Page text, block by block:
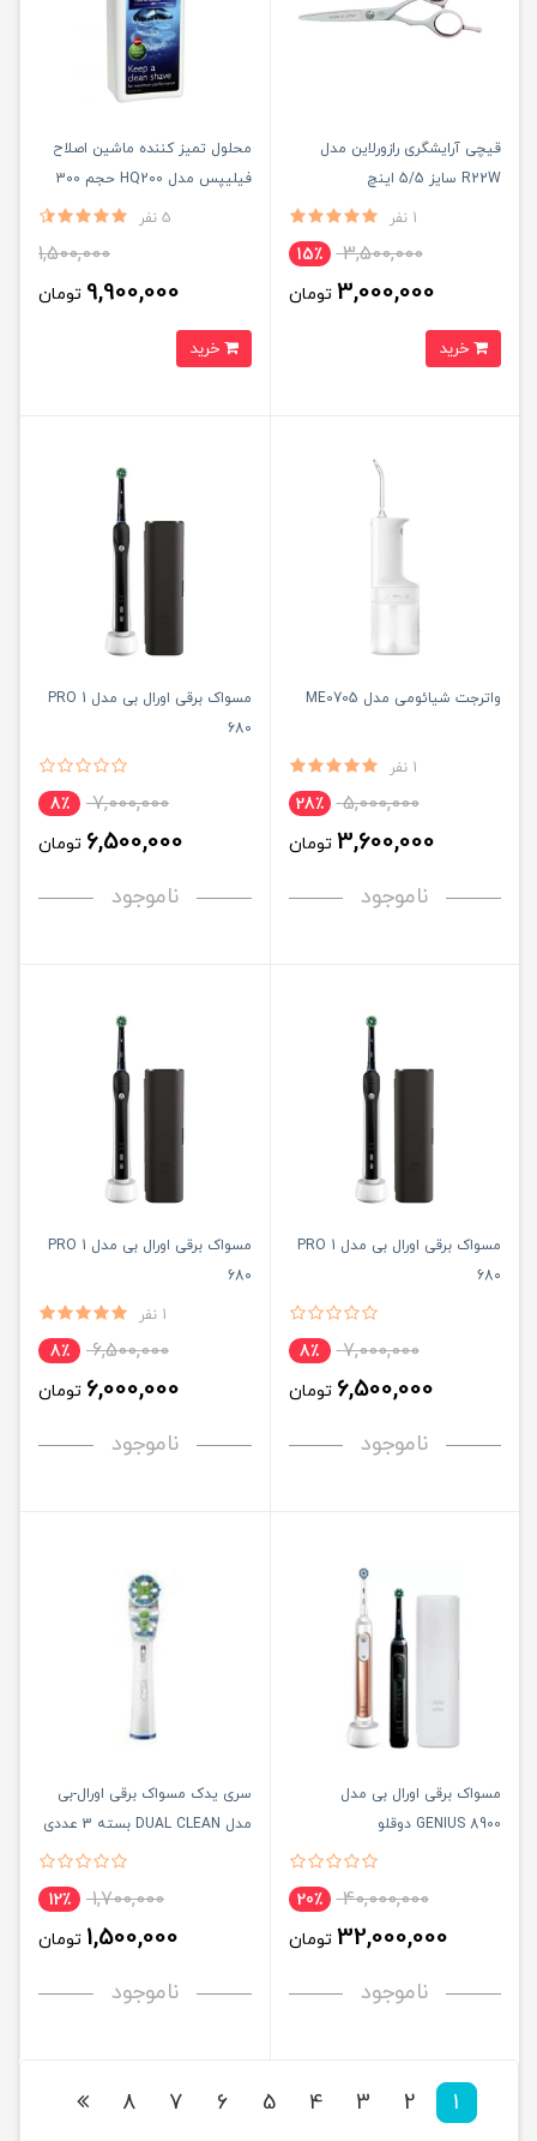
قیچی آرایشگری رازورلاین مدل
R22W سایز 5/5 اینچ
1 نفر
3,500,000 15٪
3,000,000 تومان
محلول تمیز کننده ماشین اصلاح
فیلیپس مدل HQ200 حجم 300
5 نفر
1,500,000
9,900,000 تومان
خرید
واترجت شیائومی مدل ME0705
1 نفر
5,000,000 28٪
3,600,000 تومان
ناموجود
مسواک برقی اورال بی مدل PRO 1
680
7,000,000 8٪
6,500,000 تومان
ناموجود
مسواک برقی اورال بی مدل PRO 1
680
7,000,000 8٪
6,500,000 تومان
ناموجود
مسواک برقی اورال بی مدل PRO 1
680
1 نفر
6,500,000 8٪
6,000,000 تومان
ناموجود
مسواک برقی اورال بی مدل
GENIUS 8900 دوقلو
40,000,000 20٪
32,000,000 تومان
ناموجود
سری یدک مسواک برقی اورال-بی
مدل DUAL CLEAN بسته 3 عددی
1,700,000 12٪
1,500,000 تومان
ناموجود
1
2
3
4
5
6
7
8